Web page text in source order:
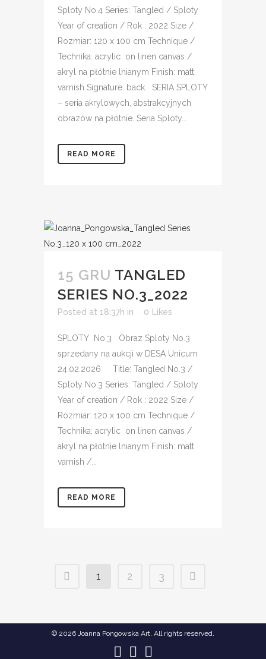
Sploty No.4 Series: Tangled / Sploty
Year of creation / Rok : 2022 Size /
Rozmiar: 120 x 100 cm Technique /
Technika: acrylic on linen canvas /
akryl na płótnie lnianym Finish: matt
varnish Signature: back SERIA SPLOTY
– seria akrylowych, abstrakcyjnych
obrazów na płótnie. Seria Sploty...
READ MORE
15 GRU TANGLED
SERIES NO.3_2022
Posted at 18:37h in 0 Likes
SPLOTY No.3 Obraz Sploty No.3
sprzedany na aukcji w DESA Unicum
24.02.2026 Title: Tangled No.3 /
Sploty No.3 Series: Tangled / Sploty
Year of creation / Rok : 2022 Size /
Rozmiar: 120 x 100 cm Technique /
Technika: acrylic on linen canvas /
akryl na płótnie lnianym Finish: matt
varnish /...
READ MORE
1 2 3
© 2026 Joanna Pongowska Art. All rights reserved.